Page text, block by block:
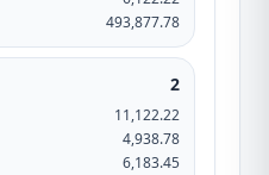
493,877.78
2
11,122.22
4,938.78
6,183.45